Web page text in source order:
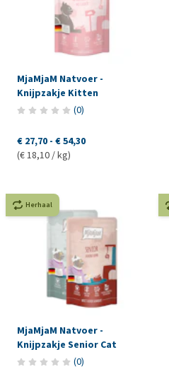
MjaMjaM Natvoer -
Knijpzakje Kitten
(0)
€ 27,70 - € 54,30
(€ 18,10 / kg)
Herhaal
MjaMjaM Natvoer -
Knijpzakje Senior Cat
(0)